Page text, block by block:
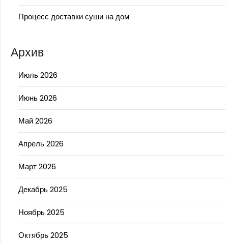
Процесс доставки суши на дом
Архив
Июль 2026
Июнь 2026
Май 2026
Апрель 2026
Март 2026
Декабрь 2025
Ноябрь 2025
Октябрь 2025